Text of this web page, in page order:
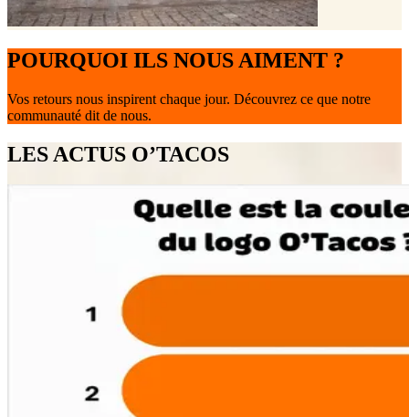
POURQUOI ILS NOUS AIMENT ?
Vos retours nous inspirent chaque jour. Découvrez ce que notre
communauté dit de nous.
LES ACTUS O’TACOS